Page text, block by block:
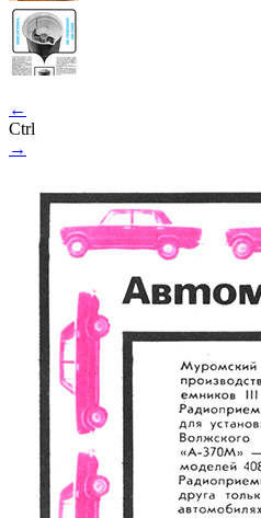
←
Ctrl
→